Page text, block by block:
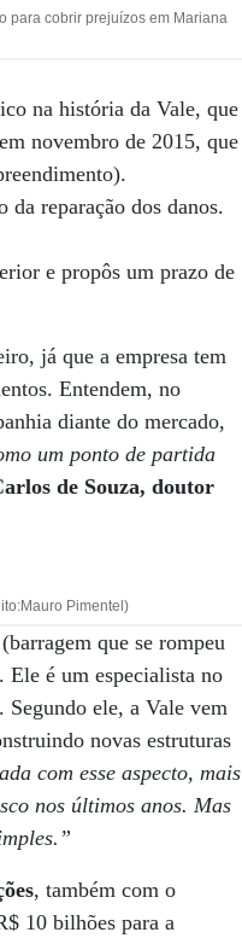
para cobrir prejuízos em Mariana
na história da Vale, que
novembro de 2015, que
da reparação dos danos.
e propôs um prazo de
já que a empresa tem
Entendem, no
diante do mercado,
um ponto de partida
de Souza, doutor
Pimentel)
que se rompeu
. Ele é um especialista no
Segundo ele, a Vale vem
novas estruturas
com esse aspecto, mais
nos últimos anos. Mas
, também com o
10 bilhões para a